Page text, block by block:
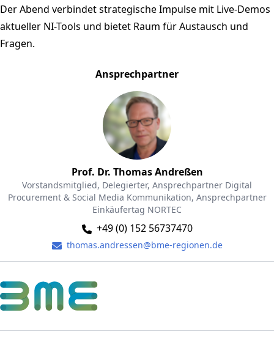
Der Abend verbindet strategische Impulse mit Live-Demos
aktueller NI-Tools und bietet Raum für Austausch und
Fragen.
Ansprechpartner
Prof. Dr. Thomas Andreßen
Vorstandsmitglied, Delegierter, Ansprechpartner Digital
Procurement & Social Media Kommunikation, Ansprechpartner
Einkäufertag NORTEC
+49 (0) 152 56737470
thomas.andressen@bme-regionen.de